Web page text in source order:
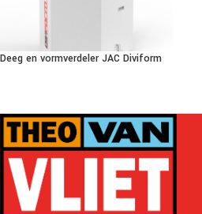
Deeg en vormverdeler JAC Diviform